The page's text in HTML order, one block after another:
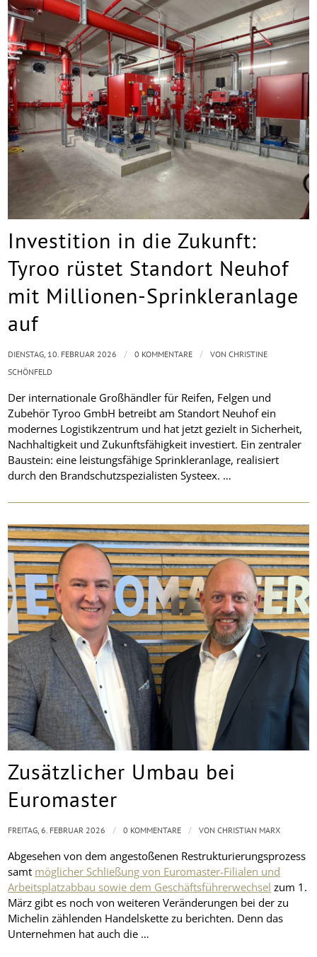
Investition in die Zukunft:
Tyroo rüstet Standort Neuhof
mit Millionen-Sprinkleranlage
auf
Der internationale Großhändler für Reifen, Felgen und
Zubehör Tyroo GmbH betreibt am Standort Neuhof ein
modernes Logistikzentrum und hat jetzt gezielt in Sicherheit,
Nachhaltigkeit und Zukunftsfähigkeit investiert. Ein zentraler
Baustein: eine leistungsfähige Sprinkleranlage, realisiert
durch den Brandschutzspezialisten Systeex. …
DIENSTAG, 10. FEBRUAR 2026 / 0 KOMMENTARE / VONCHRISTINE
SCHÖNFELD
Zusätzlicher Umbau bei
Euromaster
Abgesehen von dem angestoßenen Restrukturierungsprozess
samt möglicher Schließung von Euromaster-Filialen und
Arbeitsplatzabbau sowie dem Geschäftsführerwechsel zum 1.
März gibt es noch von weiteren Veränderungen bei der zu
Michelin zählenden Handelskette zu berichten. Denn das
Unternehmen hat auch die …
FREITAG, 6. FEBRUAR 2026 / 0 KOMMENTARE / VONCHRISTIAN MARX